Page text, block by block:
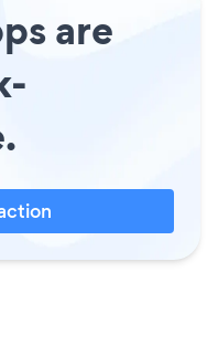
are